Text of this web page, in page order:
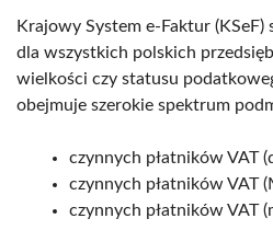
Krajowy System e-Faktur
dla wszystkich polskich
wielkości czy statusu
obejmuje szerokie spektrum
czynnych płatników VAT
czynnych płatników VAT
czynnych płatników VAT